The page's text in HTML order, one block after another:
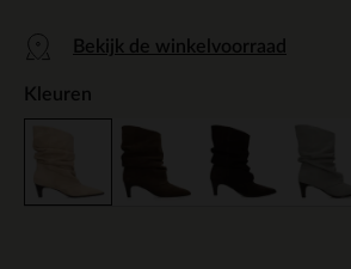
Bekijk de winkelvoorraad
Kleuren